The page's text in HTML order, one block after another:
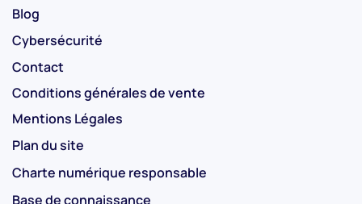
Blog
Cybersécurité
Contact
Conditions générales de vente
Mentions Légales
Plan du site
Charte numérique responsable
Base de connaissance